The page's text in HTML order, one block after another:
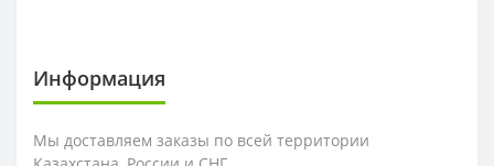
Информация
Мы доставляем заказы по всей территории